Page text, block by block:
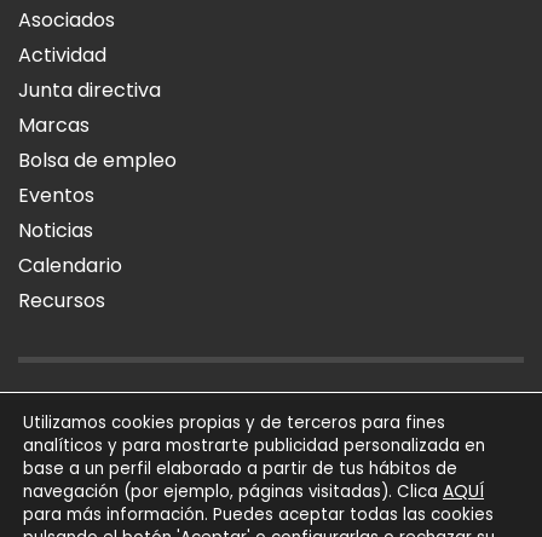
Asociados
Actividad
Junta directiva
Marcas
Bolsa de empleo
Eventos
Noticias
Calendario
Recursos
AVISO LEGAL POLÍTICA DE PRIVACIDAD POLÍTICA DE COOKIES
SÍGUENOS
AFIAL Asociación © 2026
Utilizamos cookies propias y de terceros para fines
analíticos y para mostrarte publicidad personalizada en
base a un perfil elaborado a partir de tus hábitos de
navegación (por ejemplo, páginas visitadas). Clica AQUÍ
para más información. Puedes aceptar todas las cookies